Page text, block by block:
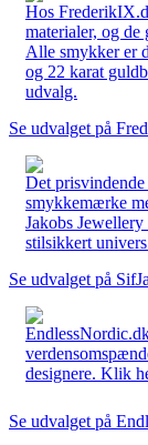
Hos
materialer, og de
Alle smykker er
og 22 karat
udvalg.
Se udvalget på
Det
smykkemærke
Jakobs
stilsikkert
Se udvalget på
designere. Klik
Se udvalget på